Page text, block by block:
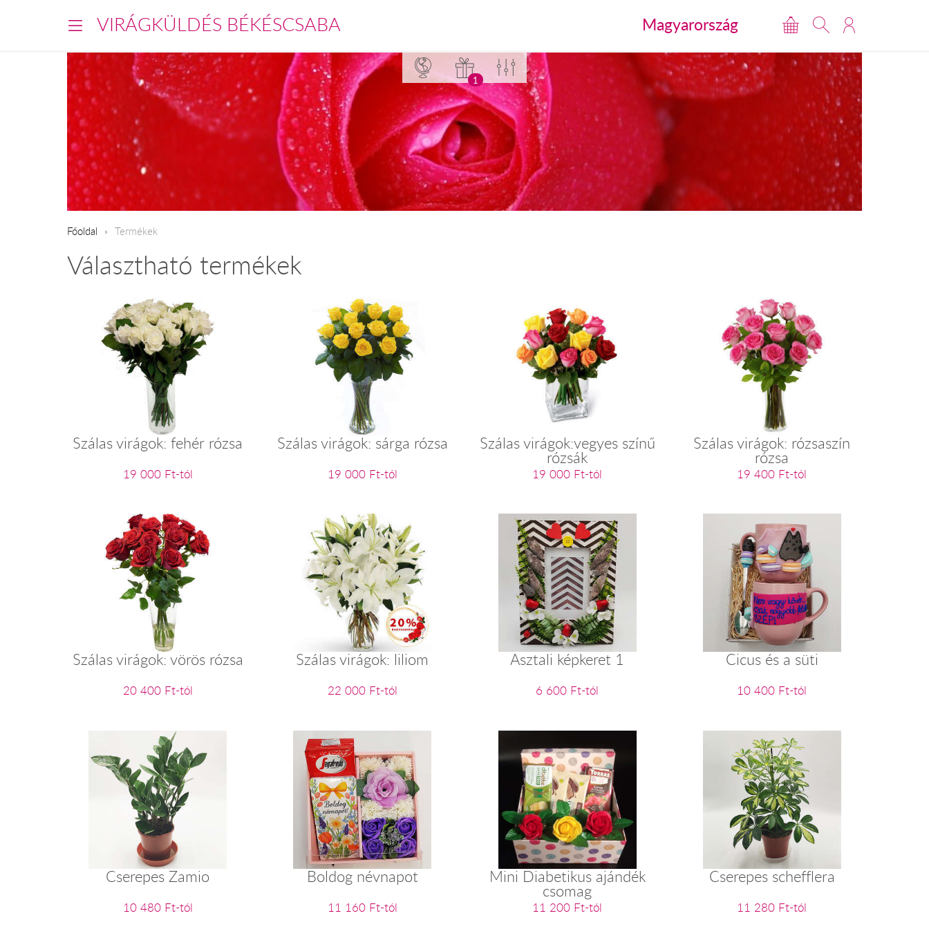
VIRÁGKÜLDÉS BÉKÉSCSABA Magyarország
1
Főoldal Termékek
Választható termékek
Szálas virágok: fehér rózsa
19 000 Ft-tól
Szálas virágok: sárga rózsa
19 000 Ft-tól
Szálas virágok:vegyes színű
rózsák
19 000 Ft-tól
Szálas virágok: rózsaszín
rózsa
19 400 Ft-tól
Szálas virágok: vörös rózsa
20 400 Ft-tól
Szálas virágok: liliom
22 000 Ft-tól
Asztali képkeret 1
6 600 Ft-tól
Cicus és a süti
10 400 Ft-tól
Cserepes Zamio
10 480 Ft-tól
Boldog névnapot
11 160 Ft-tól
Mini Diabetikus ajándék
csomag
11 200 Ft-tól
Cserepes schefflera
11 280 Ft-tól